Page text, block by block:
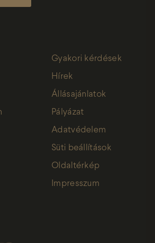
Gyakori kérdések
Hírek
Állásajánlatok
Pályázat
Adatvédelem
Süti beállítások
Oldaltérkép
Impresszum